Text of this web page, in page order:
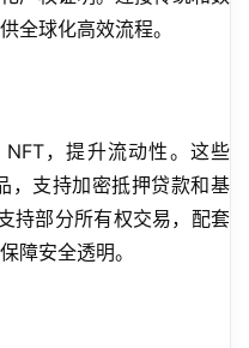
全球化高效流程。
，提升流动性。这些
，支持加密抵押贷款和基
持部分所有权交易，配套
障安全透明。